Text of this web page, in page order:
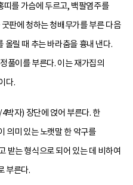
를 가슴에 두르고, 백팔염주를
판에 청하는 청배무가를 부른 다음
릴 때 추는 바라춤을 흉내 낸다.
풀이를 부른다. 이는 재가집의
다.
박자) 장단에 얹어 부른다. 한
의미 있는 노랫말 한 악구를
받는 형식으로 되어 있는 데 비하여
부른다.